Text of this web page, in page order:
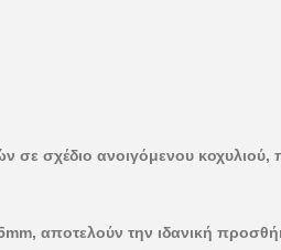
σε σχέδιο ανοιγόμενου κοχυλιού,
αποτελούν την ιδανική